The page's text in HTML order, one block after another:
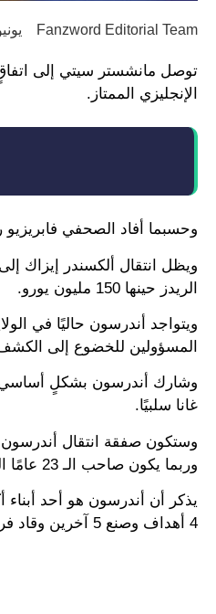
Fanzword Editorial Team يونيو 26,
توصل مانشستر سيتي إلى
الإنجليزي الممتاز.
وحسبما أفاد الصحفي فابريزيو رومانو، فإن السيتي سيدفع 116
ويظل انتقال ألكسندر إيزاك
الريدز حينها 150 مليون يورو.
المسؤولين للخضوع إلى
وشارك أندرسون بشكلٍ أساسي في
غانا سلبيًا.
وستكون صفقة انتقال أندرسون
وربما يكون صاحب الـ 23 عامًا التعويض الأول لرحيل برناردو سليفا الذي انتقل إلى ريال مدريد.
4 أهداف وصنع 5 آخرين وقاد فريقه للاستمرار في البريميرليج وبلوغ نصف نهائي الدوري الأوروبي.